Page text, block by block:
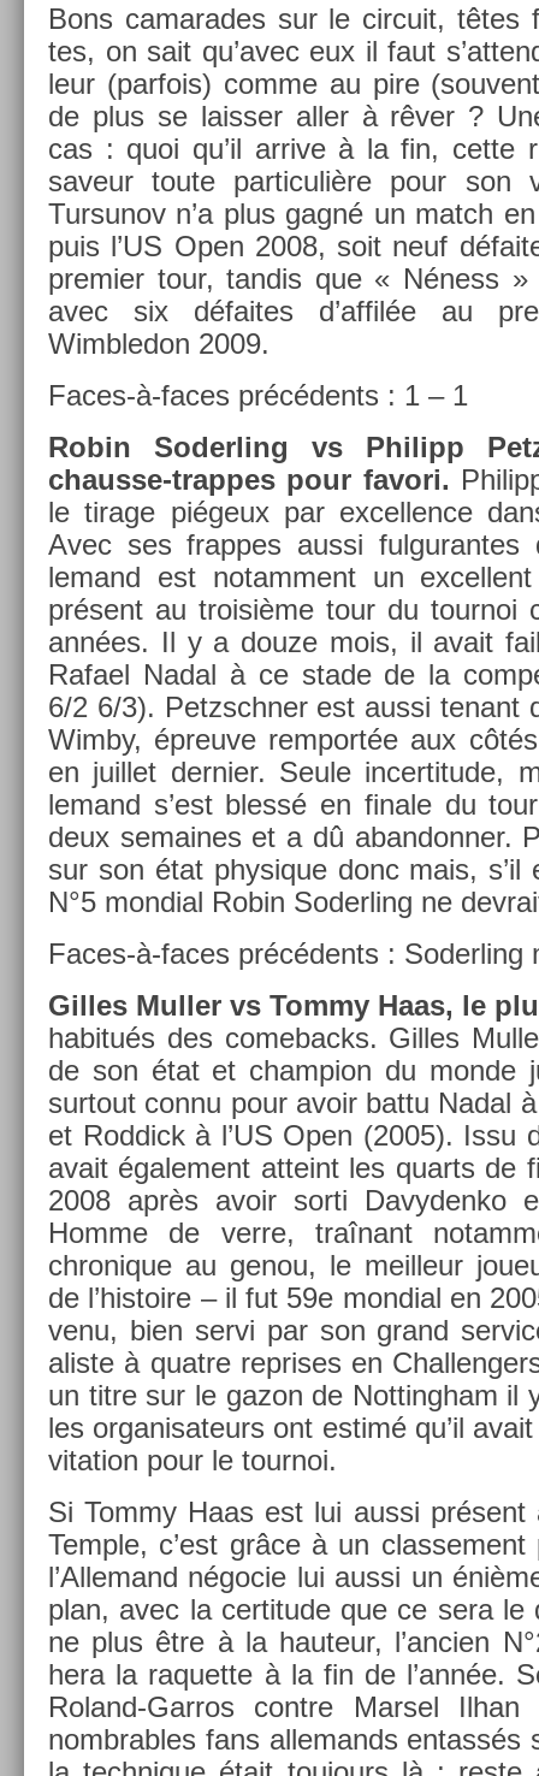
Bons camarades sur le cir­cuit, têtes
tes, on sait qu’avec eux il faut
leur (par­fois) comme au pire
de plus se laiss­er aller à rêver ?
cas : quoi qu’il ar­rive à la fin, cette
saveur toute par­ticuliè­re pour son
Tur­sunov n’a plus gagné un match
puis l’US Open 2008, soit neuf
pre­mi­er tour, tan­dis que « Néness
avec six défaites d’affilée au
Wimbledon 2009.
Faces-à-faces précédents : 1 – 1
Robin Soderl­ing vs Philipp
chausse-trappes pour favori.
le tirage piégeux par ex­cell­ence
Avec ses frap­pes aussi ful­guran­tes
lemand est notam­ment un
présent au troisiè­me tour du tour­noi
années. Il y a douze mois, il avait
Rafael Nadal à ce stade de la
6/2 6/3). Petzschn­er est aussi tenant
Wimby, épre­uve re­mportée aux
en juil­let de­rni­er. Seule in­cer­titude,
lemand s’est blessé en fin­ale du
deux semaines et a dû ab­an­donn­er.
sur son état physique donc mais, s’il
N°5 mon­di­al Robin Soderl­ing ne
Faces-à-faces précédents : Soderl­ing
Gil­les Mull­er vs Tommy Haas, le
habitués des com­ebacks. Gil­les
de son état et champ­ion du monde
sur­tout connu pour avoir battu Nadal
et Rod­dick à l’US Open (2005). Issu
avait égale­ment at­teint les quarts de
2008 après avoir sorti Davyden­ko
Homme de verre, traînant
chronique au genou, le meil­leur
de l’his­toire – il fut 59e mon­di­al en
venu, bien servi par son grand
alis­te à quat­re re­prises en
un titre sur le gazon de Not­tingham il
les or­ganisateurs ont estimé qu’il
vita­tion pour le tour­noi.
Si Tommy Haas est lui aussi présent
Tem­ple, c’est grâce à un
l’Al­lemand négocie lui aussi un
plan, avec la cer­titude que ce sera le
ne plus être à la hauteur, l’an­ci­en
hera la raquet­te à la fin de l’année.
Roland-Garros con­tre Mar­sel
nombr­ables fans al­lemands en­tassés